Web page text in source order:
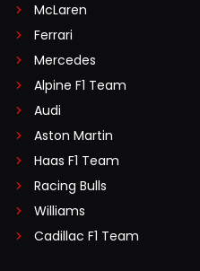
McLaren
Ferrari
Mercedes
Alpine F1 Team
Audi
Aston Martin
Haas F1 Team
Racing Bulls
Williams
Cadillac F1 Team